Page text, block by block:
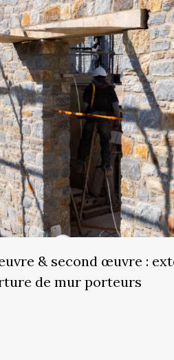
& second œuvre :
de mur porteurs